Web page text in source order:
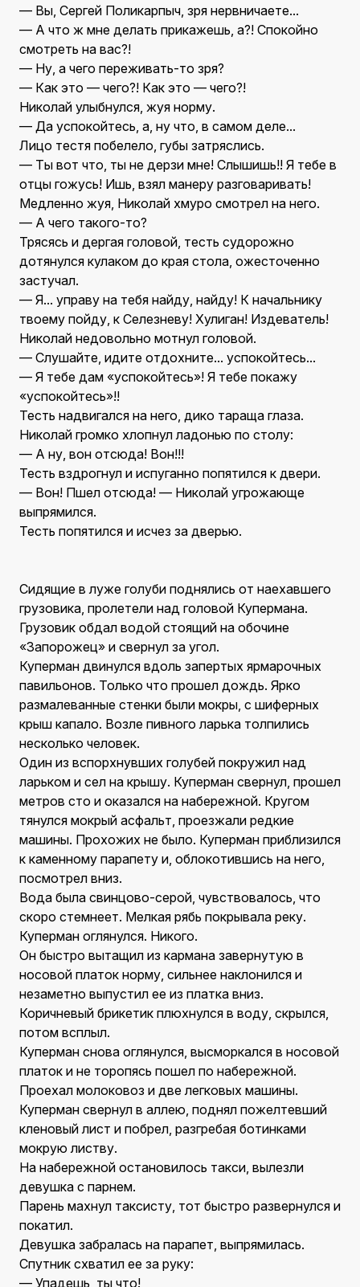
— Вы, Сергей Поликарпыч, зря нервничаете...
— А что ж мне делать прикажешь, а?! Спокойно
смотреть на вас?!
— Ну, а чего переживать-то зря?
— Как это — чего?! Как это — чего?!
Николай улыбнулся, жуя норму.
— Да успокойтесь, а, ну что, в самом деле...
Лицо тестя побелело, губы затряслись.
— Ты вот что, ты не дерзи мне! Слышишь!! Я тебе в
отцы гожусь! Ишь, взял манеру разговаривать!
Медленно жуя, Николай хмуро смотрел на него.
— А чего такого-то?
Трясясь и дергая головой, тесть судорожно
дотянулся кулаком до края стола, ожесточенно
застучал.
— Я... управу на тебя найду, найду! К начальнику
твоему пойду, к Селезневу! Хулиган! Издеватель!
Николай недовольно мотнул головой.
— Слушайте, идите отдохните... успокойтесь...
— Я тебе дам «успокойтесь»! Я тебе покажу
«успокойтесь»!!
Тесть надвигался на него, дико тараща глаза.
Николай громко хлопнул ладонью по столу:
— А ну, вон отсюда! Вон!!!
Тесть вздрогнул и испуганно попятился к двери.
— Вон! Пшел отсюда! — Николай угрожающе
выпрямился.
Тесть попятился и исчез за дверью.
Сидящие в луже голуби поднялись от наехавшего
грузовика, пролетели над головой Купермана.
Грузовик обдал водой стоящий на обочине
«Запорожец» и свернул за угол.
Куперман двинулся вдоль запертых ярмарочных
павильонов. Только что прошел дождь. Ярко
размалеванные стенки были мокры, с шиферных
крыш капало. Возле пивного ларька толпились
несколько человек.
Один из вспорхнувших голубей покружил над
ларьком и сел на крышу. Куперман свернул, прошел
метров сто и оказался на набережной. Кругом
тянулся мокрый асфальт, проезжали редкие
машины. Прохожих не было. Куперман приблизился
к каменному парапету и, облокотившись на него,
посмотрел вниз.
Вода была свинцово-серой, чувствовалось, что
скоро стемнеет. Мелкая рябь покрывала реку.
Куперман оглянулся. Никого.
Он быстро вытащил из кармана завернутую в
носовой платок норму, сильнее наклонился и
незаметно выпустил ее из платка вниз.
Коричневый брикетик плюхнулся в воду, скрылся,
потом всплыл.
Куперман снова оглянулся, высморкался в носовой
платок и не торопясь пошел по набережной.
Проехал молоковоз и две легковых машины.
Куперман свернул в аллею, поднял пожелтевший
кленовый лист и побрел, разгребая ботинками
мокрую листву.
На набережной остановилось такси, вылезли
девушка с парнем.
Парень махнул таксисту, тот быстро развернулся и
покатил.
Девушка забралась на парапет, выпрямилась.
Спутник схватил ее за руку:
— Упадешь, ты что!